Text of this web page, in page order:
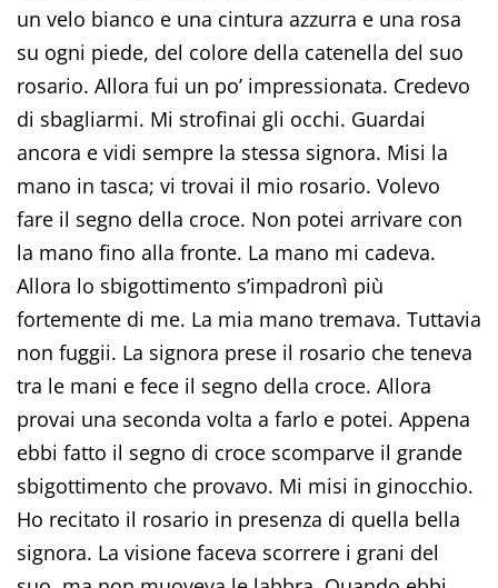
un velo bianco e una cintura azzurra e una rosa
su ogni piede, del colore della catenella del suo
rosario. Allora fui un po’ impressionata. Credevo
di sbagliarmi. Mi strofinai gli occhi. Guardai
ancora e vidi sempre la stessa signora. Misi la
mano in tasca; vi trovai il mio rosario. Volevo
fare il segno della croce. Non potei arrivare con
la mano fino alla fronte. La mano mi cadeva.
Allora lo sbigottimento s’impadronì più
fortemente di me. La mia mano tremava. Tuttavia
non fuggii. La signora prese il rosario che teneva
tra le mani e fece il segno della croce. Allora
provai una seconda volta a farlo e potei. Appena
ebbi fatto il segno di croce scomparve il grande
sbigottimento che provavo. Mi misi in ginocchio.
Ho recitato il rosario in presenza di quella bella
signora. La visione faceva scorrere i grani del